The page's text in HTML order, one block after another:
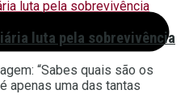
luta pela sobrevivência
“Sabes quais são os
apenas uma das tantas